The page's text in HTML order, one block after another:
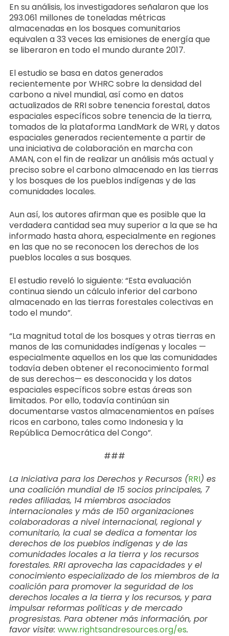
En su análisis, los investigadores señalaron que los
293.061 millones de toneladas métricas
almacenadas en los bosques comunitarios
equivalen a 33 veces las emisiones de energía que
se liberaron en todo el mundo durante 2017.
El estudio se basa en datos generados
recientemente por WHRC sobre la densidad del
carbono a nivel mundial, así como en datos
actualizados de RRI sobre tenencia forestal, datos
espaciales específicos sobre tenencia de la tierra,
tomados de la plataforma LandMark de WRI, y datos
espaciales generados recientemente a partir de
una iniciativa de colaboración en marcha con
AMAN, con el fin de realizar un análisis más actual y
preciso sobre el carbono almacenado en las tierras
y los bosques de los pueblos indígenas y de las
comunidades locales.
Aun así, los autores afirman que es posible que la
verdadera cantidad sea muy superior a la que se ha
informado hasta ahora, especialmente en regiones
en las que no se reconocen los derechos de los
pueblos locales a sus bosques.
El estudio reveló lo siguiente: “Esta evaluación
continua siendo un cálculo inferior del carbono
almacenado en las tierras forestales colectivas en
todo el mundo”.
“La magnitud total de los bosques y otras tierras en
manos de las comunidades indígenas y locales —
especialmente aquellos en los que las comunidades
todavía deben obtener el reconocimiento formal
de sus derechos— es desconocida y los datos
espaciales específicos sobre estas áreas son
limitados. Por ello, todavía continúan sin
documentarse vastos almacenamientos en países
ricos en carbono, tales como Indonesia y la
República Democrática del Congo”.
###
La Iniciativa para los Derechos y Recursos (RRI) es
una coalición mundial de 15 socios principales, 7
redes afiliadas, 14 miembros asociados
internacionales y más de 150 organizaciones
colaboradoras a nivel internacional, regional y
comunitario, la cual se dedica a fomentar los
derechos de los pueblos indígenas y de las
comunidades locales a la tierra y los recursos
forestales. RRI aprovecha las capacidades y el
conocimiento especializado de los miembros de la
coalición para promover la seguridad de los
derechos locales a la tierra y los recursos, y para
impulsar reformas políticas y de mercado
progresistas. Para obtener más información, por
favor visite: www.rightsandresources.org/es.